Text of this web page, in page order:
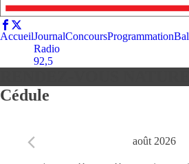
AccueilJournal
Radio
92,5
ConcoursProgrammation
Cédule
août 2026